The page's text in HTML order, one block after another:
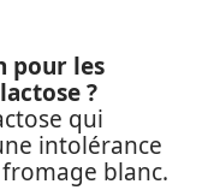
pour les
?
qui
intolérance
blanc.